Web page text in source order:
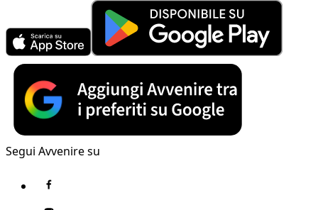
Segui Avvenire su